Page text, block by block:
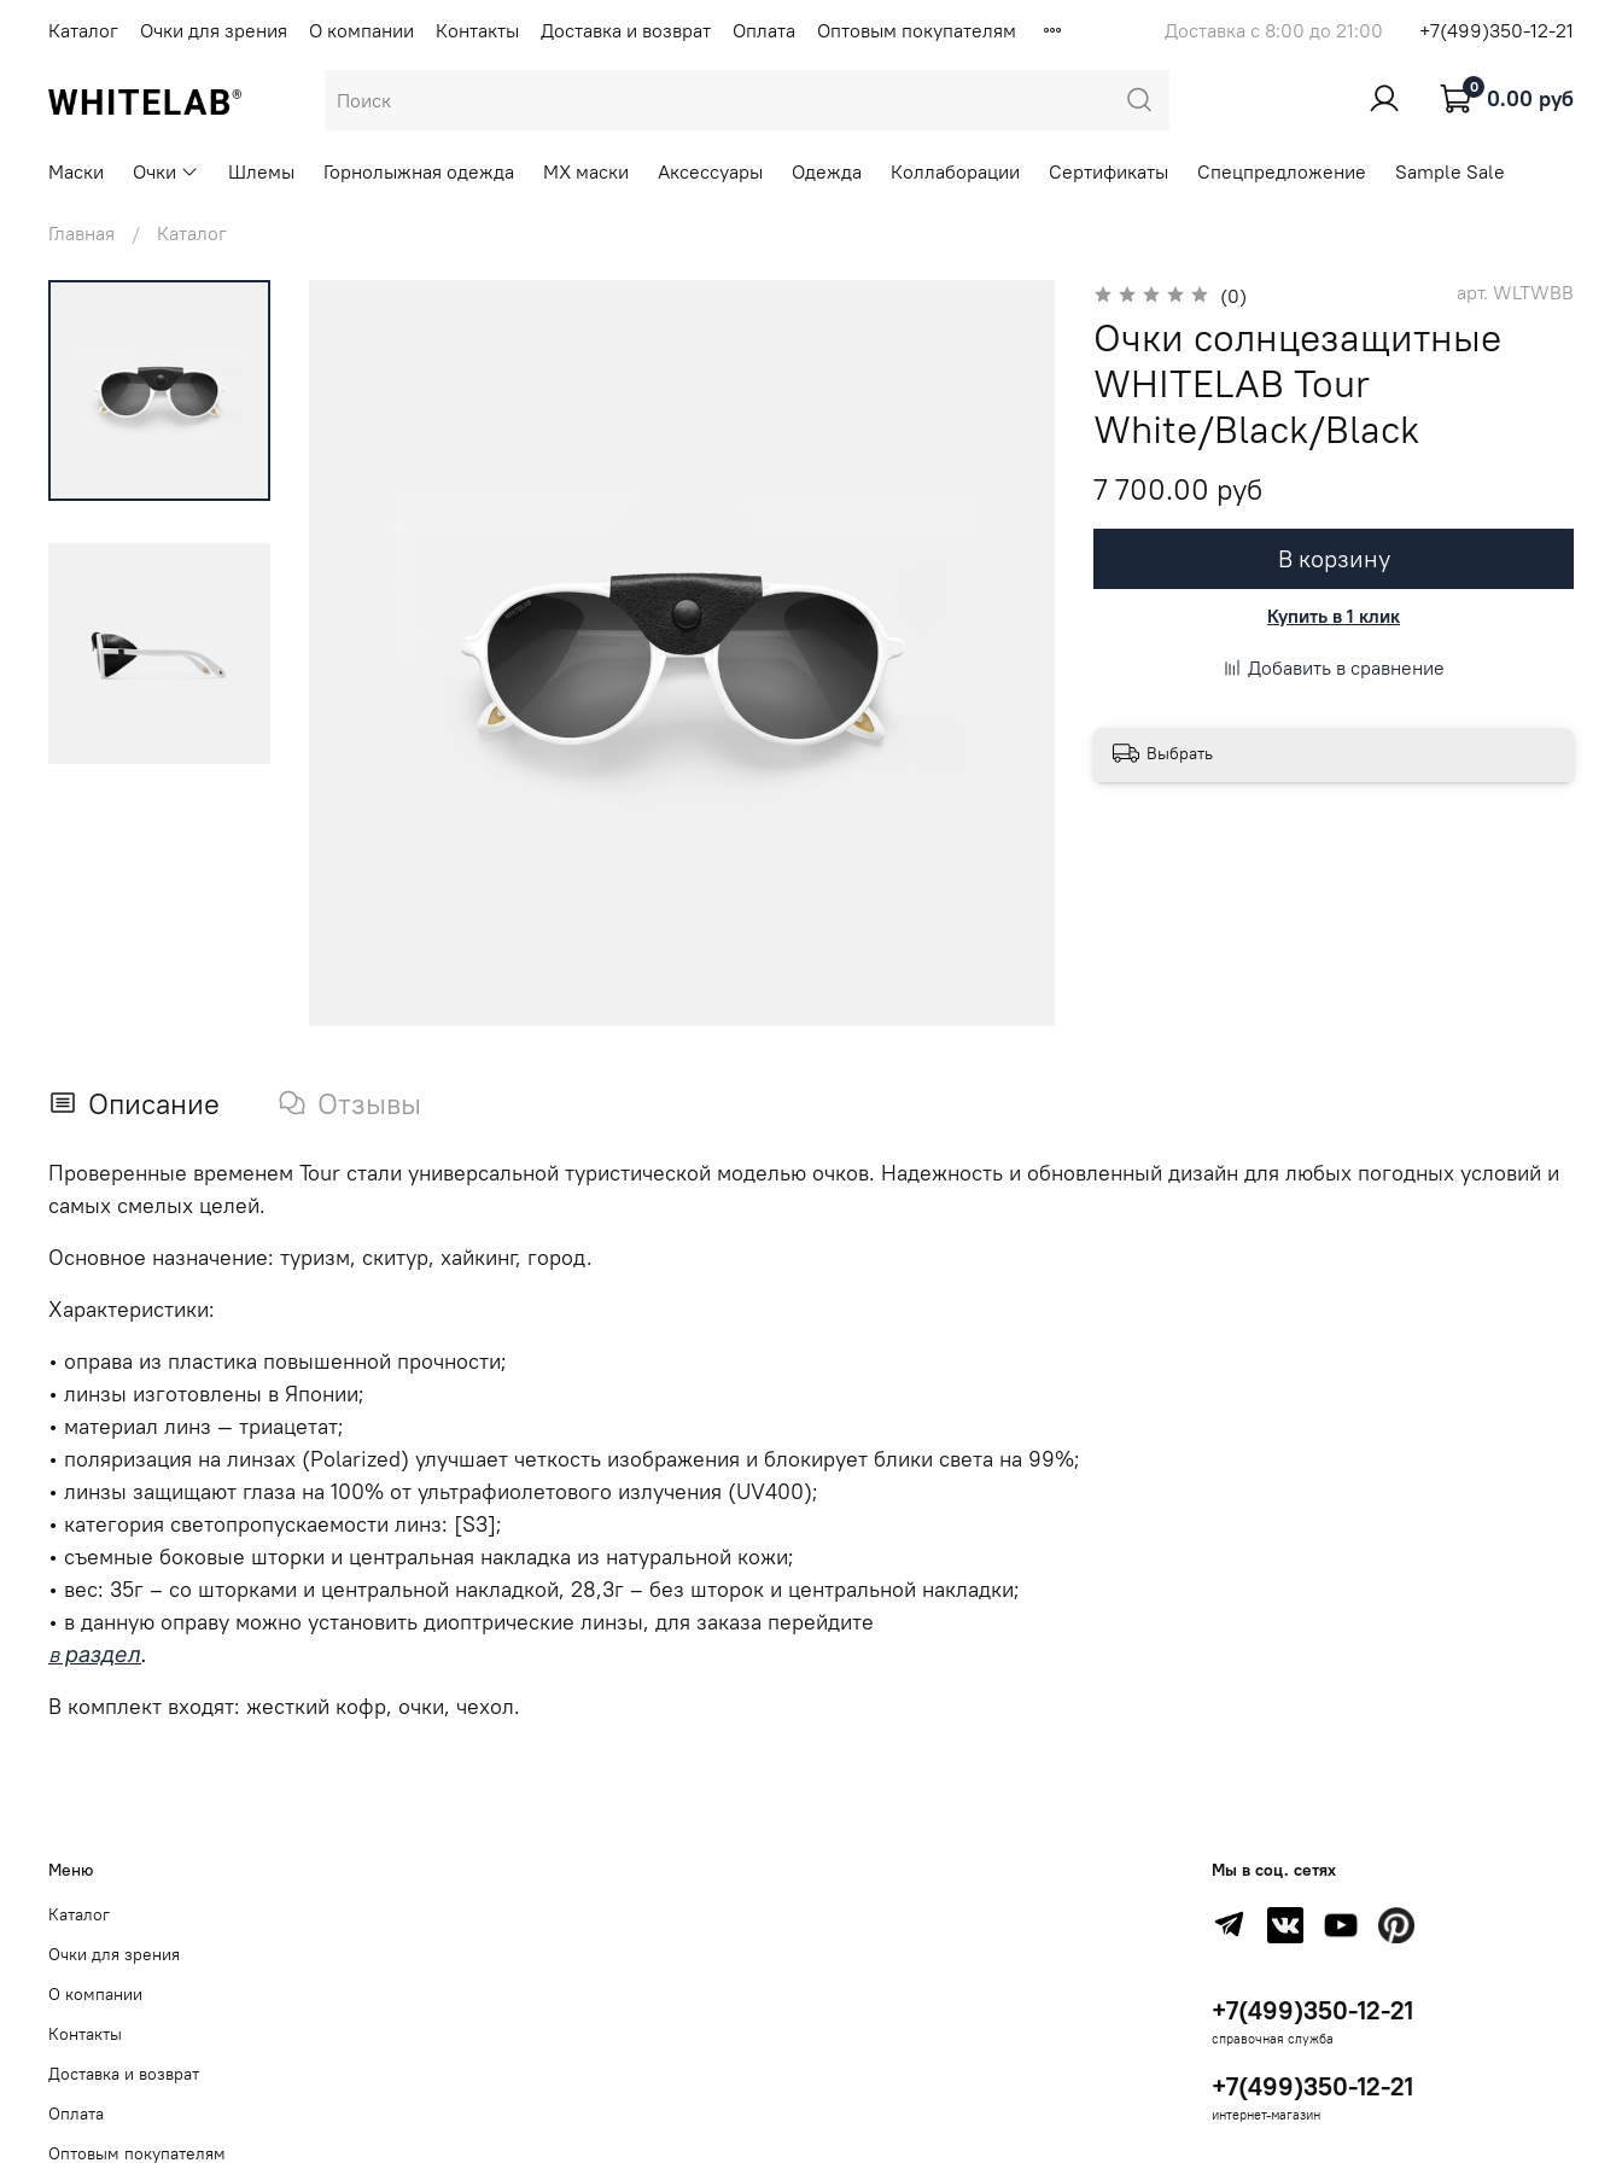
Каталог Очки для зрения О компании Контакты Доставка и возврат Оплата Оптовым покупателям Доставка с 8:00 до 21:00 +7(499)350-12-21
0 0.00 руб
Маски Очки Шлемы Горнолыжная одежда MX маски Аксессуары Одежда Коллаборации Сертификаты Спецпредложение Sample Sale
Главная Каталог
(0) арт. WLTWBB
Очки солнцезащитные
WHITELAB Tour
White/Black/Black
7 700.00 руб
В корзину
Купить в 1 клик
Добавить в сравнение
Выбрать
Описание Отзывы
Проверенные временем Tour стали универсальной туристической моделью очков. Надежность и обновленный дизайн для любых погодных условий и
самых смелых целей.
Основное назначение: туризм, скитур, хайкинг, город.
Характеристики:
• оправа из пластика повышенной прочности;
• линзы изготовлены в Японии;
• материал линз — триацетат;
• поляризация на линзах (Polarized) улучшает четкость изображения и блокирует блики света на 99%;
• линзы защищают глаза на 100% от ультрафиолетового излучения (UV400);
• категория светопропускаемости линз: [S3];
• съемные боковые шторки и центральная накладка из натуральной кожи;
• вес: 35г – со шторками и центральной накладкой, 28,3г – без шторок и центральной накладки;
• в данную оправу можно установить диоптрические линзы, для заказа перейдите
враздел.
В комплект входят: жесткий кофр, очки, чехол.
Меню
Каталог
Очки для зрения
О компании
Контакты
Доставка и возврат
Оплата
Оптовым покупателям
Мы в соц. сетях
+7(499)350-12-21
справочная служба
+7(499)350-12-21
интернет-магазин